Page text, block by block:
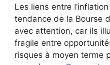
Les liens entre
tendance de la Bourse
avec attention, car ils
fragile entre
risques à moyen terme